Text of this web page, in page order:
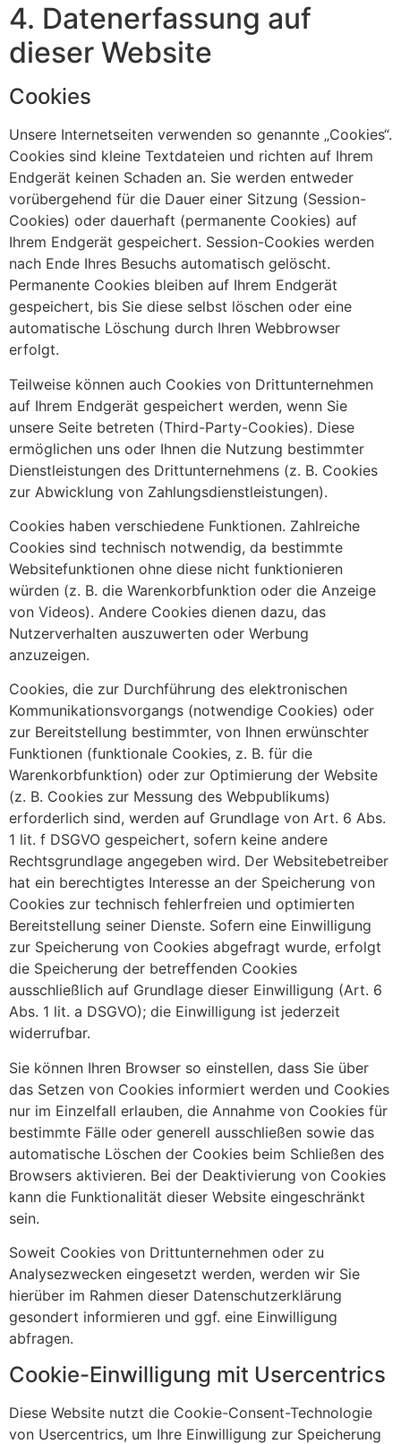
4. Datenerfassung auf
dieser Website
Cookies
Unsere Internetseiten verwenden so genannte „Cookies“.
Cookies sind kleine Textdateien und richten auf Ihrem
Endgerät keinen Schaden an. Sie werden entweder
vorübergehend für die Dauer einer Sitzung (Session-
Cookies) oder dauerhaft (permanente Cookies) auf
Ihrem Endgerät gespeichert. Session-Cookies werden
nach Ende Ihres Besuchs automatisch gelöscht.
Permanente Cookies bleiben auf Ihrem Endgerät
gespeichert, bis Sie diese selbst löschen oder eine
automatische Löschung durch Ihren Webbrowser
erfolgt.
Teilweise können auch Cookies von Drittunternehmen
auf Ihrem Endgerät gespeichert werden, wenn Sie
unsere Seite betreten (Third-Party-Cookies). Diese
ermöglichen uns oder Ihnen die Nutzung bestimmter
Dienstleistungen des Drittunternehmens (z. B. Cookies
zur Abwicklung von Zahlungsdienstleistungen).
Cookies haben verschiedene Funktionen. Zahlreiche
Cookies sind technisch notwendig, da bestimmte
Websitefunktionen ohne diese nicht funktionieren
würden (z. B. die Warenkorbfunktion oder die Anzeige
von Videos). Andere Cookies dienen dazu, das
Nutzerverhalten auszuwerten oder Werbung
anzuzeigen.
Cookies, die zur Durchführung des elektronischen
Kommunikationsvorgangs (notwendige Cookies) oder
zur Bereitstellung bestimmter, von Ihnen erwünschter
Funktionen (funktionale Cookies, z. B. für die
Warenkorbfunktion) oder zur Optimierung der Website
(z. B. Cookies zur Messung des Webpublikums)
erforderlich sind, werden auf Grundlage von Art. 6 Abs.
1 lit. f DSGVO gespeichert, sofern keine andere
Rechtsgrundlage angegeben wird. Der Websitebetreiber
hat ein berechtigtes Interesse an der Speicherung von
Cookies zur technisch fehlerfreien und optimierten
Bereitstellung seiner Dienste. Sofern eine Einwilligung
zur Speicherung von Cookies abgefragt wurde, erfolgt
die Speicherung der betreffenden Cookies
ausschließlich auf Grundlage dieser Einwilligung (Art. 6
Abs. 1 lit. a DSGVO); die Einwilligung ist jederzeit
widerrufbar.
Sie können Ihren Browser so einstellen, dass Sie über
das Setzen von Cookies informiert werden und Cookies
nur im Einzelfall erlauben, die Annahme von Cookies für
bestimmte Fälle oder generell ausschließen sowie das
automatische Löschen der Cookies beim Schließen des
Browsers aktivieren. Bei der Deaktivierung von Cookies
kann die Funktionalität dieser Website eingeschränkt
sein.
Soweit Cookies von Drittunternehmen oder zu
Analysezwecken eingesetzt werden, werden wir Sie
hierüber im Rahmen dieser Datenschutzerklärung
gesondert informieren und ggf. eine Einwilligung
abfragen.
Cookie-Einwilligung mit Usercentrics
Diese Website nutzt die Cookie-Consent-Technologie
von Usercentrics, um Ihre Einwilligung zur Speicherung